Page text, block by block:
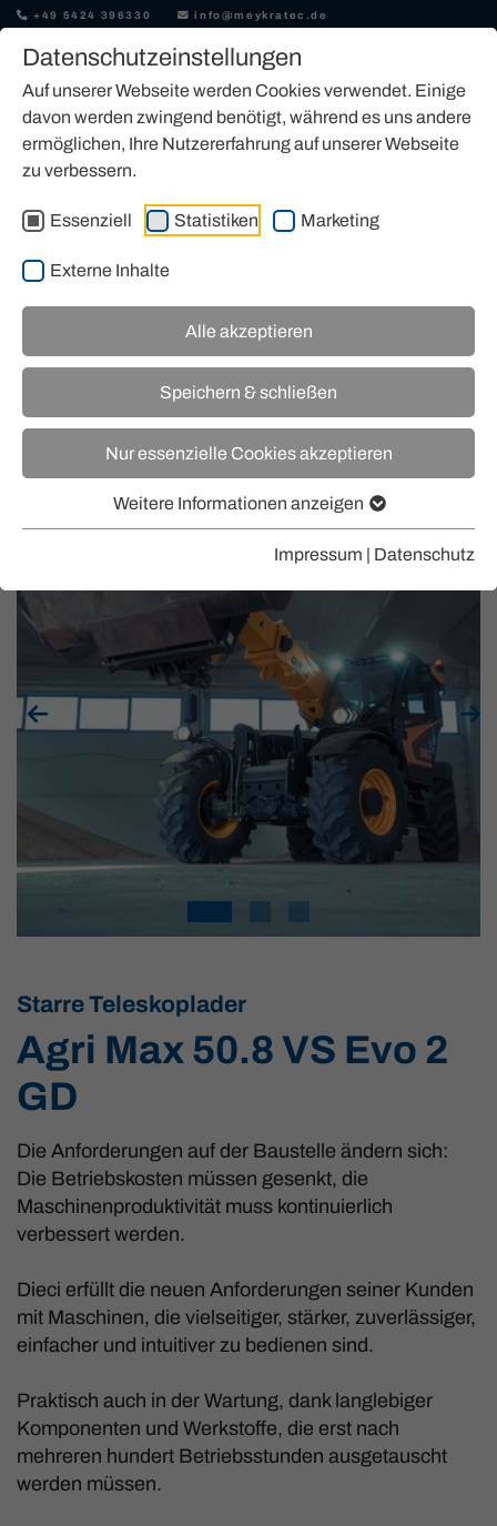
Datenschutzeinstellungen
Auf unserer Webseite werden Cookies verwendet. Einige
davon werden zwingend benötigt, während es uns andere
ermöglichen, Ihre Nutzererfahrung auf unserer Webseite
zu verbessern.
Essenziell Statistiken Marketing
Externe Inhalte
Alle akzeptieren
Speichern & schließen
Nur essenzielle Cookies akzeptieren
Weitere Informationen anzeigen
Impressum | Datenschutz
+49 5424 396330 info@meykratec.de
Unser Angebot an Dieci Fahrmischern und
Teleskopladern
Starre Teleskoplader
Agri Max 50.8 VS Evo 2
GD
Die Anforderungen auf der Baustelle ändern sich:
Die Betriebskosten müssen gesenkt, die
Maschinenproduktivität muss kontinuierlich
verbessert werden.
Dieci erfüllt die neuen Anforderungen seiner Kunden
mit Maschinen, die vielseitiger, stärker, zuverlässiger,
einfacher und intuitiver zu bedienen sind.
Praktisch auch in der Wartung, dank langlebiger
Komponenten und Werkstoffe, die erst nach
mehreren hundert Betriebsstunden ausgetauscht
werden müssen.